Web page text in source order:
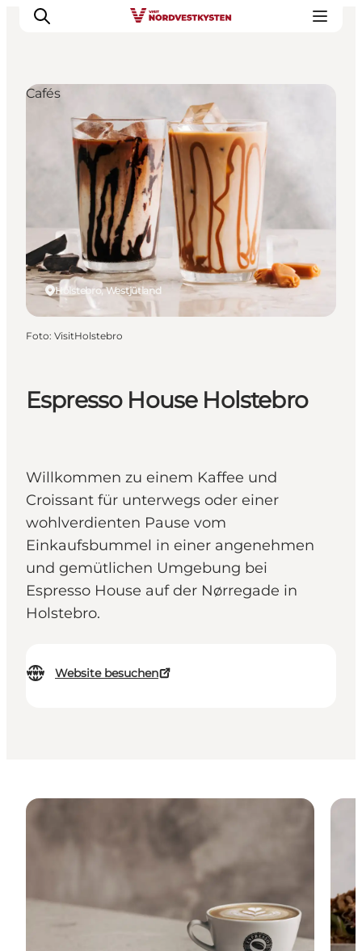
Urlaubsorte
Inspiration
Events
Unterkunft
Mach deine Urlaubsplanung
Espresso House Holstebro
Willkommen zu einem Kaffee und
Croissant für unterwegs oder einer
wohlverdienten Pause vom
Einkaufsbummel in einer angenehmen
und gemütlichen Umgebung bei
Espresso House auf der Nørregade in
Holstebro.
Website besuchen
Holstebro, Westjütland
Cafés
Foto: VisitHolstebro